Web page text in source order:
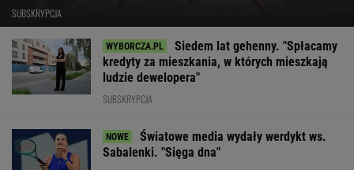
SUBSKRYPCJA
Siedem lat gehenny. "Spłacamy
kredyty za mieszkania, w których mieszkają
ludzie dewelopera"
SUBSKRYPCJA
Światowe media wydały werdykt ws.
Sabalenki. "Sięga dna"